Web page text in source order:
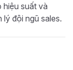
hiệu suất và
đội ngũ sales.